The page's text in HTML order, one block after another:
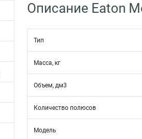
Описание Eaton
Тип
Масса, кг
Объем, дм3
Количество полюсов
Модель